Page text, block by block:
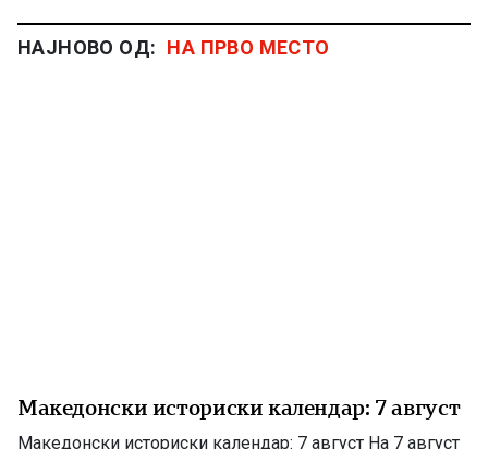
НАЈНОВО ОД: НА ПРВО МЕСТО
Македонски историски календар: 7 август
Македонски историски календар: 7 август На 7 август